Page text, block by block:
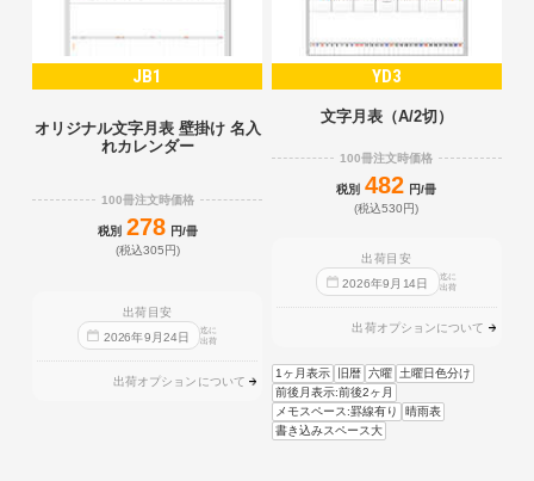
JB1
オリジナル文字月表 壁掛け 名入
れカレンダー
100冊注文時価格
税別 278 円/冊
(税込305円)
出荷目安
2026年9 月24日
迄に
出荷
出荷オプションについて
YD3
文字月表（A/2切）
100冊注文時価格
税別 482 円/冊
(税込530円)
出荷目安
2026年9 月 14日
迄に
出荷
出荷オプションについて
1ヶ月表示 旧暦 六曜 土曜日色分け
前後月表示:前後2ヶ月
メモスペース:罫線有り
晴雨表
書き込みスペース大